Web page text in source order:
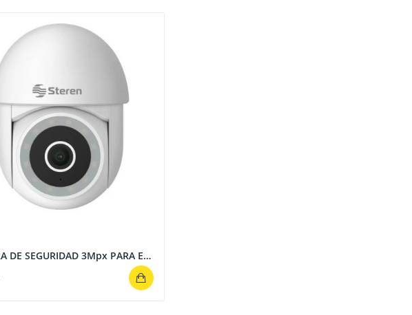
CAMARA DE SEGURIDAD 3Mpx PARA EXTERIOR WIFI